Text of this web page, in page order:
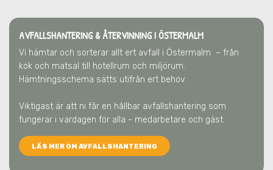
AVFALLSHANTERING & ÅTERVINNINGI ÖSTERMALM
Vi hämtar och sorterar allt ert avfall i Östermalm – från
kök och matsal till hotellrum och miljörum.
Hämtningsschema sätts utifrån ert behov.
Viktigast är att ni får en hållbar avfallshantering som
fungerar i vardagen för alla - medarbetare och gäst.
LÄS MER OM AVFALLSHANTERING